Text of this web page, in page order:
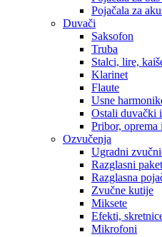
Pojačala za
Duvači
Saksofon
Truba
Stalci, lire,
Klarinet
Flaute
Usne
Ostali duvački
Pribor, oprema
Ozvučenja
Ugradni
Razglasni
Razglasna
Zvučne kutije
Miksete
Efekti,
Mikrofoni